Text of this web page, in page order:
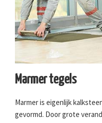
Marmer tegels
Marmer is eigenlijk
gevormd. Door grote